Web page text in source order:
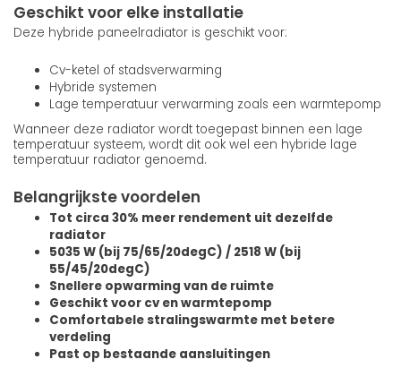
Geschikt voor elke installatie
Deze hybride paneelradiator is geschikt voor:
Cv-ketel of stadsverwarming
Hybride systemen
Lage temperatuur verwarming zoals een warmtepomp
Wanneer deze radiator wordt toegepast binnen een lage
temperatuur systeem, wordt dit ook wel een hybride lage
temperatuur radiator genoemd.
Belangrijkste voordelen
Tot circa 30% meer rendement uit dezelfde
radiator
5035 W (bij 75/65/20degC) / 2518 W (bij
55/45/20degC)
Snellere opwarming van de ruimte
Geschikt voor cv en warmtepomp
Comfortabele stralingswarmte met betere
verdeling
Past op bestaande aansluitingen